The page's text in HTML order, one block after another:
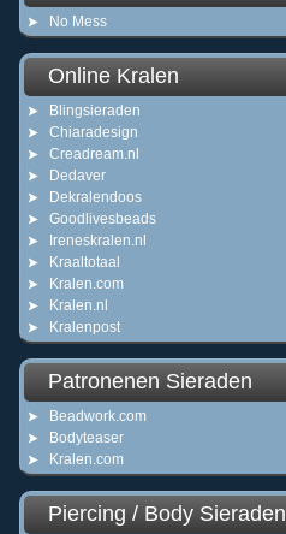
No Mess
Online Kralen
Blingsieraden
Chiaradesign
Creadream.nl
Dedaver
Dekralendoos
Goodlivesbeads
Ireneskralen.nl
Kraaltotaal
Kralen.com
Kralen.nl
Kralenpost
Patronenen Sieraden
Beadwork.com
Bodyteaser
Kralen.com
Piercing / Body Sieraden